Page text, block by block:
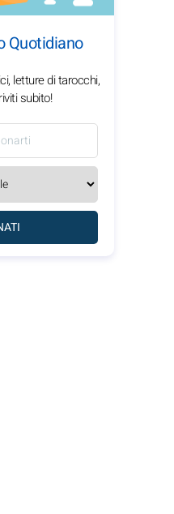
Quotidiano
letture di tarocchi,
subito!